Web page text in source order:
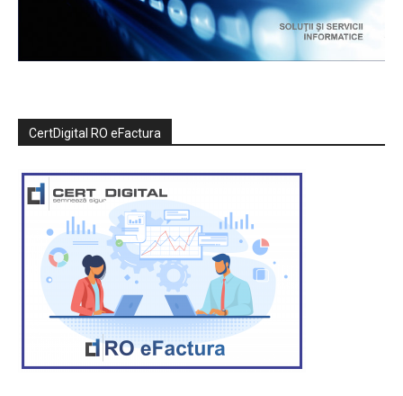
CertDigital RO eFactura